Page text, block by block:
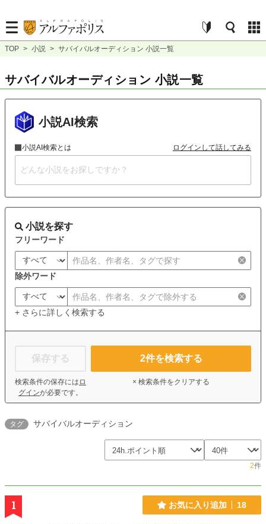
TOP > 小説 > サバイバルオーディション 小説一覧
サバイバルオーディション 小説一覧
小説AI検索
小説AI検索とは ログインして話してみる
小説を探す
フリーワード
除外ワード
+ さらに詳しく検索する
保存する
検索条件の保存には ロ
グインが必要です。
2件を検索する
× 検索条件をクリアする
タグ サバイバルオーディション
2件
1 お気に入り追加 18